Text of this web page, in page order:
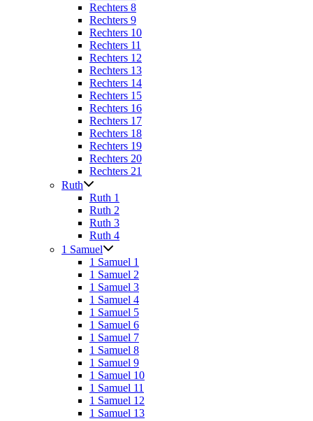
Rechters 8
Rechters 9
Rechters 10
Rechters 11
Rechters 12
Rechters 13
Rechters 14
Rechters 15
Rechters 16
Rechters 17
Rechters 18
Rechters 19
Rechters 20
Rechters 21
Ruth
Ruth 1
Ruth 2
Ruth 3
Ruth 4
1 Samuel
1 Samuel 1
1 Samuel 2
1 Samuel 3
1 Samuel 4
1 Samuel 5
1 Samuel 6
1 Samuel 7
1 Samuel 8
1 Samuel 9
1 Samuel 10
1 Samuel 11
1 Samuel 12
1 Samuel 13